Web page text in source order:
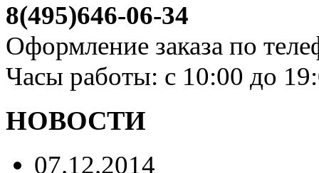
8(495)646-06-34
Оформление заказа по
Часы работы: с 10:00 до
НОВОСТИ
07.12.2014